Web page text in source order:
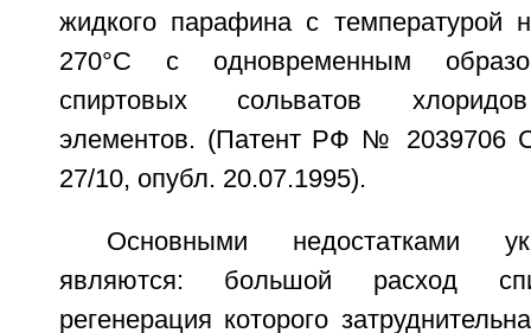
жидкого парафина с температурой
270°C с одновременным
спиртовых сольватов
элементов. (Патент РФ № 2039706
27/10, опубл. 20.07.1995).
Основными недостатками
являются: большой расход
регенерация которого